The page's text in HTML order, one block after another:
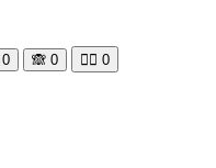
0 🙈 0 🧘‍♀️ 0